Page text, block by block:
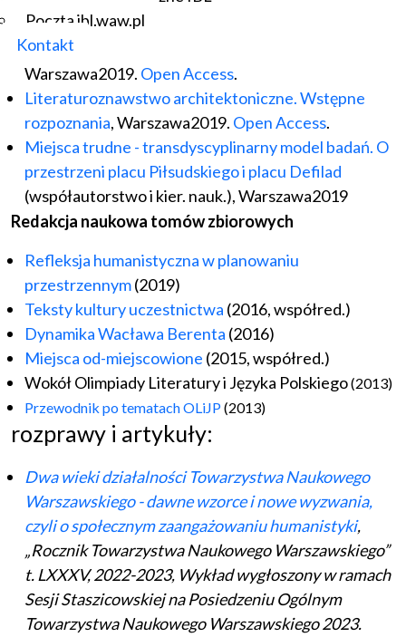
Poczta ibl.waw.pl
Kontakt
Open Access.
Przestrzeń "Oziminy" Wacława Berenta
Warszawa2019. Open Access.
Literaturoznawstwo architektoniczne. Wstępne
rozpoznania, Warszawa2019. Open Access.
Miejsca trudne - transdyscyplinarny model badań. O
przestrzeni placu Piłsudskiego i placu Defilad
(współautorstwo i kier. nauk.), Warszawa2019
Redakcja naukowa tomów zbiorowych
Refleksja humanistyczna w planowaniu
przestrzennym(2019)
Teksty kultury uczestnictwa (2016, współred.)
Dynamika Wacława Berenta (2016)
Miejsca od-miejscowione (2015, współred.)
Wokół Olimpiady Literatury i Języka Polskiego(2013)
Przewodnik po tematach OLiJP(2013)
rozprawy i artykuły:
Dwa wieki działalności Towarzystwa Naukowego
Warszawskiego - dawne wzorce i nowe wyzwania,
czyli o społecznym zaangażowaniu humanistyki,
„Rocznik Towarzystwa Naukowego Warszawskiego”
t. LXXXV, 2022-2023, Wykład wygłoszony w ramach
Sesji Staszicowskiej na Posiedzeniu Ogólnym
Towarzystwa Naukowego Warszawskiego 2023.